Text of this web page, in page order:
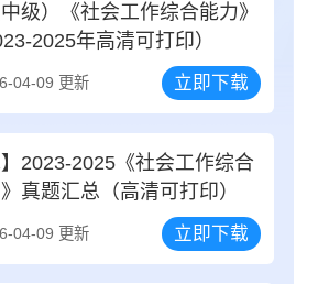
级）《社会工作综合能力》
2025年高清可打印）
04-09 更新 立即下载
】2023-2025《社会工作综合
真题汇总（高清可打印）
04-09 更新 立即下载